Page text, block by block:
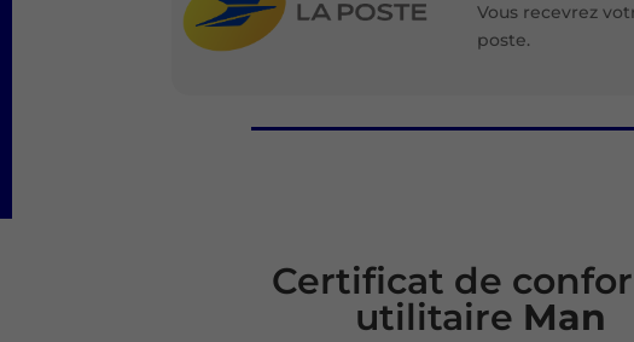
Vous recevrez
poste.
Certificat de
utilitaire Man